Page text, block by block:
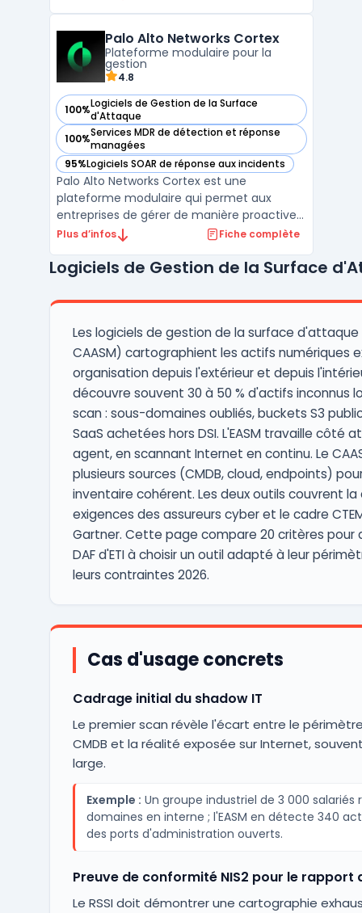
protection des données. L’architecture en
prox ...
Palo Alto Networks Cortex
Plateforme modulaire pour la
gestion
4.8
100%Logiciels de Gestion de la Surface
d'Attaque
— voir Palo Alto Networks Cortex dans cette catégorie
100%Services MDR de détection et réponse
managées
— voir Palo Alto Networks Cortex dans cette catégorie
95%Logiciels SOAR de réponse aux incidents
— voir Palo Alto Networks Cortex dans cette catégorie
Palo Alto Networks Cortex est une
plateforme modulaire qui permet aux
entreprises de gérer de manière proactive
leurs opérations de sécurité, en s'appuyant
suite inclut plusieurs outils de pointe pour
automatiser les rép ...
Plus d’infos Fiche complète
Logiciels de Gestion de la Surface
Les logiciels de gestion de la surface d'attaque
CAASM) cartographient les actifs numériques
organisation depuis l'extérieur et depuis
découvre souvent 30 à 50 % d'actifs inconnus
scan : sous-domaines oubliés, buckets S3
SaaS achetées hors DSI. L'EASM travaille côté
agent, en scannant Internet en continu. Le
plusieurs sources (CMDB, cloud, endpoints)
inventaire cohérent. Les deux outils couvrent la
exigences des assureurs cyber et le cadre
Gartner. Cette page compare 20 critères pour
DAF d'ETI à choisir un outil adapté à leur
leurs contraintes 2026.
Cas d'usage concrets
Cadrage initial du shadow IT
Le premier scan révèle l'écart entre le
CMDB et la réalité exposée sur Internet,
large.
Exemple : Un groupe industriel de 3 000 salariés
domaines en interne ; l'EASM en détecte 340
des ports d'administration ouverts.
Preuve de conformité NIS2 pour le rapport
Le RSSI doit démontrer une cartographie